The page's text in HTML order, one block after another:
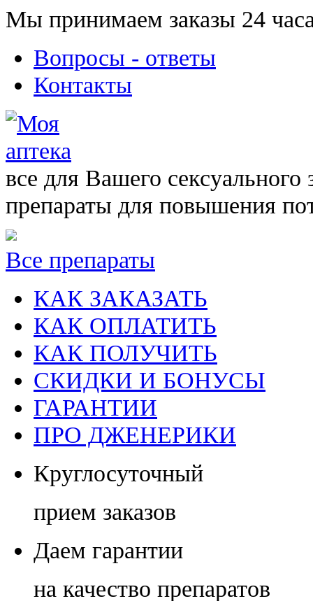
Мы принимаем заказы 24
Вопросы - ответы
Контакты
все для Вашего сексуального
препараты для повышения
Все препараты
КАК ЗАКАЗАТЬ
КАК ОПЛАТИТЬ
КАК ПОЛУЧИТЬ
СКИДКИ И БОНУСЫ
ГАРАНТИИ
ПРО ДЖЕНЕРИКИ
Круглосуточный
прием заказов
Даем гарантии
на качество препаратов